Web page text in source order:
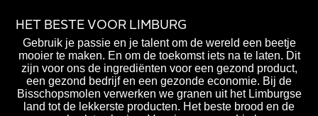
HET BESTE VOOR LIMBURG
Gebruik je passie en je talent om de wereld een beetje
mooier te maken. En om de toekomst iets na te laten. Dit
zijn voor ons de ingrediënten voor een gezond product,
een gezond bedrijf en een gezonde economie. Bij de
Bisschopsmolen verwerken we granen uit het Limburgse
land tot de lekkerste producten. Het beste brood en de